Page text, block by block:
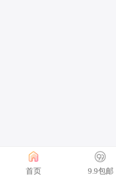
首页 9.9包邮